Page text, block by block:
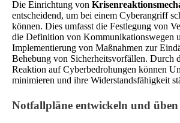
Die Einrichtung von
entscheidend, um bei einem Cyberangriff
können. Dies umfasst die Festlegung von
die Definition von Kommunikationswegen
Implementierung von Maßnahmen zur
Behebung von Sicherheitsvorfällen. Durch
Reaktion auf Cyberbedrohungen können
minimieren und ihre Widerstandsfähigkeit
Notfallpläne entwickeln und üben